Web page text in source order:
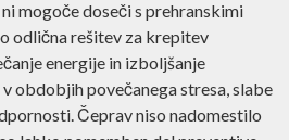
hranil neposredno v krvni
ki jih ni mogoče doseči
tablet. So odlična rešitev za
povečanje energije in
zlasti v obdobjih